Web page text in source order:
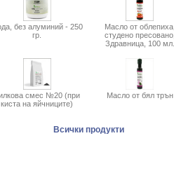
без алуминий - 250
гр.
Масло от облепиха,
студено пресовано,
Здравница, 100 мл.
смес №20 (при
киста на яйчниците)
Масло от бял трън
Всички продукти